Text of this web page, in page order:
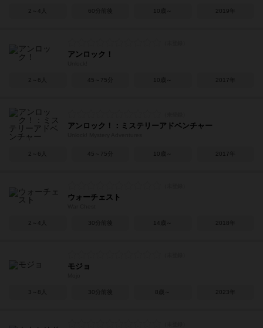
2～4人 60分前後 10歳～ 2019年
アンロック！
2～6人 45～75分 10歳～ 2017年
アンロック！：ミステリーアドベンチャー
2～6人 45～75分 10歳～ 2017年
ウォーチェスト
2～4人 30分前後 14歳～ 2018年
モジョ
3～8人 30分前後 8歳～ 2023年